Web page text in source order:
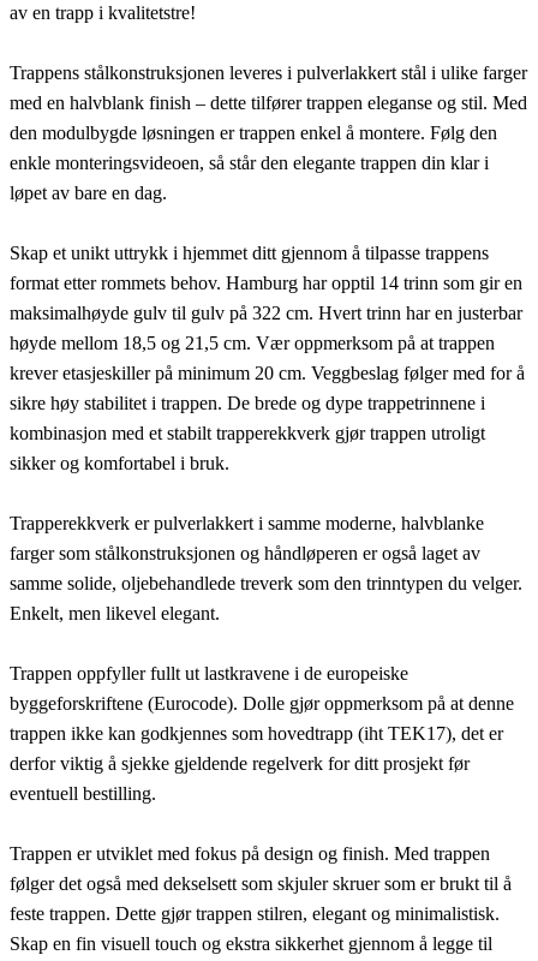
av en trapp i kvalitetstre!
Trappens stålkonstruksjonen leveres i pulverlakkert stål i ulike farger
med en halvblank finish – dette tilfører trappen eleganse og stil. Med
den modulbygde løsningen er trappen enkel å montere. Følg den
enkle monteringsvideoen, så står den elegante trappen din klar i
løpet av bare en dag.
Skap et unikt uttrykk i hjemmet ditt gjennom å tilpasse trappens
format etter rommets behov. Hamburg har opptil 14 trinn som gir en
maksimalhøyde gulv til gulv på 322 cm. Hvert trinn har en justerbar
høyde mellom 18,5 og 21,5 cm. Vær oppmerksom på at trappen
krever etasjeskiller på minimum 20 cm. Veggbeslag følger med for å
sikre høy stabilitet i trappen. De brede og dype trappetrinnene i
kombinasjon med et stabilt trapperekkverk gjør trappen utroligt
sikker og komfortabel i bruk.
Trapperekkverk er pulverlakkert i samme moderne, halvblanke
farger som stålkonstruksjonen og håndløperen er også laget av
samme solide, oljebehandlede treverk som den trinntypen du velger.
Enkelt, men likevel elegant.
Trappen oppfyller fullt ut lastkravene i de europeiske
byggeforskriftene (Eurocode). Dolle gjør oppmerksom på at denne
trappen ikke kan godkjennes som hovedtrapp (iht TEK17), det er
derfor viktig å sjekke gjeldende regelverk for ditt prosjekt før
eventuell bestilling.
Trappen er utviklet med fokus på design og finish. Med trappen
følger det også med dekselsett som skjuler skruer som er brukt til å
feste trappen. Dette gjør trappen stilren, elegant og minimalistisk.
Skap en fin visuell touch og ekstra sikkerhet gjennom å legge til